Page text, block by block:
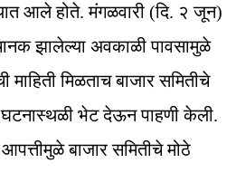
आले होते. मंगळवारी (दि. २ जून)
झालेल्या अवकाळी पावसामुळे
मिळताच बाजार समितीचे
घटनास्थळी भेट देऊन पाहणी केली.
बाजार समितीचे मोठे